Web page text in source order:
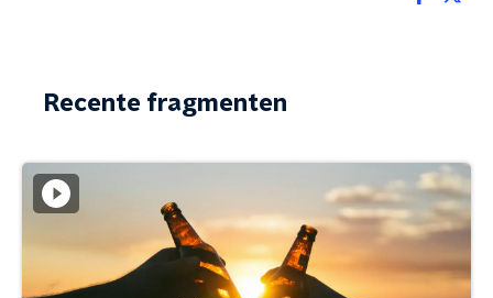
Recente fragmenten